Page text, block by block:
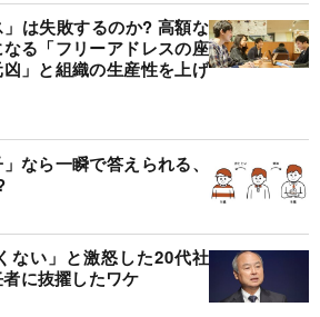
は失敗するのか? 高額な
る「フリーアドレスの座
」と組織の生産性を上げ
なら一瞬で答えられる、
ない」と激怒した20代社
に抜擢したワケ